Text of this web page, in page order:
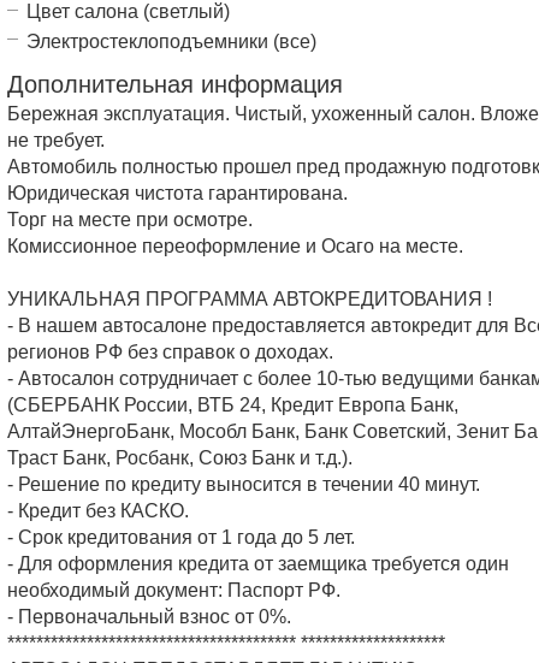
Цвет салона (светлый)
Электростеклоподъемники (все)
Дополнительная информация
Бережная эксплуатация. Чистый, ухоженный салон.
не требует.
Автомобиль полностью прошел пред продажную
Юридическая чистота гарантирована.
Торг на месте при осмотре.
Комиссионное переоформление и Осаго на месте.
УНИКАЛЬНАЯ ПРОГРАММА АВТОКРЕДИТОВАНИЯ !
- В нашем автосалоне предоставляется автокредит для
регионов РФ без справок о доходах.
- Автосалон сотрудничает с более 10-тью ведущими
(СБЕРБАНК России, ВТБ 24, Кредит Европа Банк,
АлтайЭнергоБанк, Мособл Банк, Банк Советский, Зенит
Траст Банк, Росбанк, Союз Банк и т.д.).
- Решение по кредиту выносится в течении 40 минут.
- Кредит без КАСКО.
- Срок кредитования от 1 года до 5 лет.
- Для оформления кредита от заемщика требуется один
необходимый документ: Паспорт РФ.
- Первоначальный взнос от 0%.
**************************************** ********************